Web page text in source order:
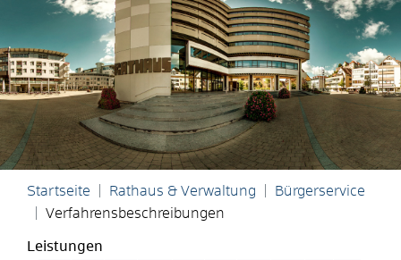
Startseite Rathaus & Verwaltung
Bürgerservice
Verfahrensbeschreibungen
Leistungen